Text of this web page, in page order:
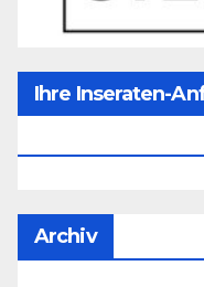
Ihre Inseraten-
Archiv